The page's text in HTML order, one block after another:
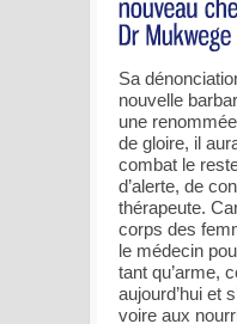
Sa
nouvelle
une
de gloire, il
combat le
d’alerte, de
thérapeute.
corps des
le médecin
tant qu’arme,
aujourd’hui et
voire aux